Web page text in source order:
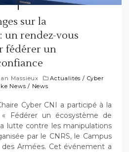
sur la
un rendez-vous
fédérer un
Massieux Actualités / Cyber
News / News
Cyber CNI a participé à la
« Fédérer un écosystème de
lutte contre les manipulations
par le CNRS, le Campus
Armées. Cet événement a